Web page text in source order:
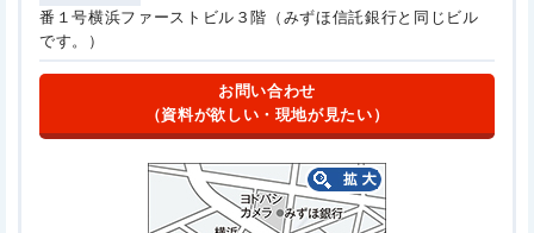
番１号横浜ファーストビル３階（みずほ信託銀行と同じビル
です。）
お問い合わせ
（資料が欲しい・現地が見たい）